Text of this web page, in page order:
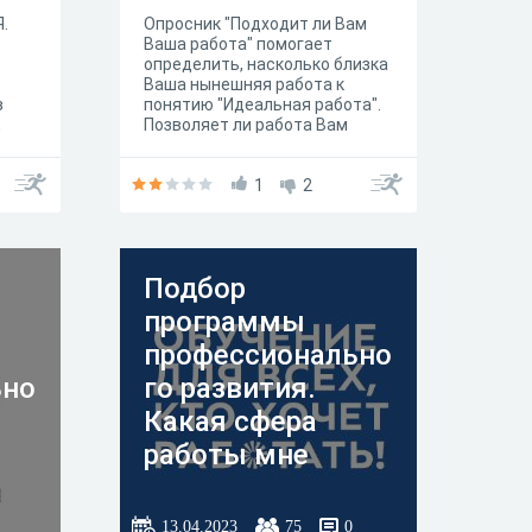
и
Опросник "Подходит ли Вам
Ваша работа" помогает
определить, насколько близка
Ваша нынешняя работа к
понятию "Идеальная работа".
Позволяет ли работа Вам
профессии? Возможно, Вам
вопросы.
1 2
Подбор
программы
профессионально
го развития.
Какая сфера
работы мне
13.04.2023 75 0